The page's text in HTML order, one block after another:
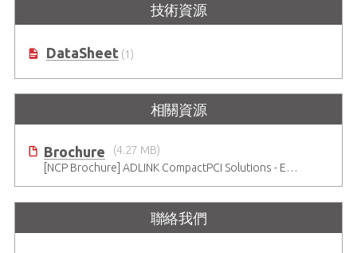
技術資源
DataSheet(1)
相關資源
Brochure
(4.27 MB)
[NCP Brochure] ADLINK CompactPCI Solutions - Enduring Performance
聯絡我們